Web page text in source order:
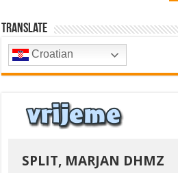
Translate
Croatian